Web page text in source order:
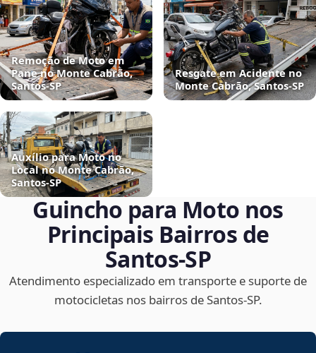
Remoção de Moto em
Pane no Monte Cabrão,
Santos‑SP
Resgate em Acidente no
Monte Cabrão, Santos‑SP
Auxílio para Moto no
Local no Monte Cabrão,
Santos‑SP
Guincho para Moto nos
Principais Bairros de
Santos‑SP
Atendimento especializado em transporte e suporte de
motocicletas nos bairros de Santos‑SP.